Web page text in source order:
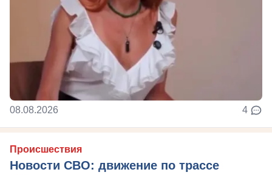
08.08.2026 4
Происшествия
Новости СВО: движение по трассе